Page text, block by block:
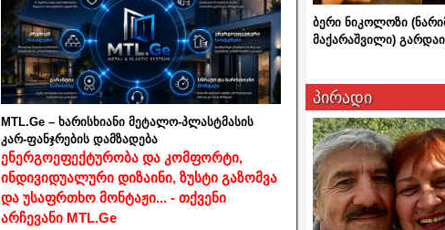
MTL.Ge – ხარისხიანი მეტალო-პლასტმასის
კარ-ფანჯრების დამზადება
ენერგოეფექტურობა და კომფორტი,
ინდივიდუალური დიზაინი, ზუსტი გაზომვა
და უსაფრთხო მონტაჟი... - თქვენი
არჩევანი MTL.Ge
ბერი ნიკოლოზი
მაქარაშვილი)
პირადი